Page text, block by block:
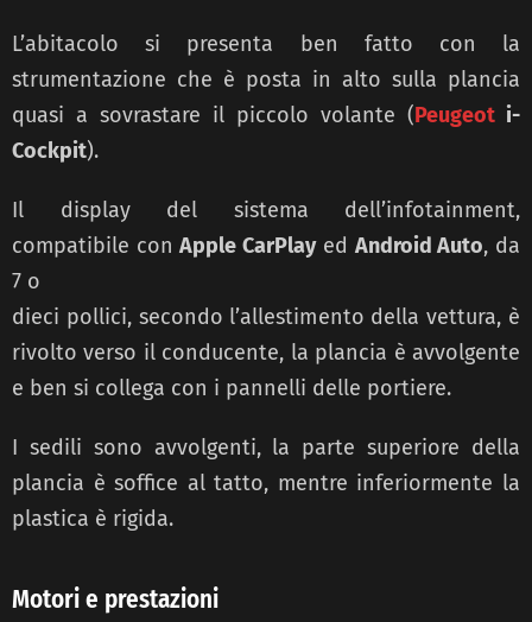
L’abitacolo si presenta ben fatto con la
strumentazione che è posta in alto sulla plancia
quasi a sovrastare il piccolo volante (Peugeot i-
Cockpit).
Il display del sistema dell’infotainment,
compatibile conApple CarPlayed Android Auto, da
7 o
dieci pollici, secondo l’allestimento della vettura, è
rivolto verso il conducente, la plancia è avvolgente
e ben si collega con i pannelli delle portiere.
I sedili sono avvolgenti, la parte superiore della
plancia è soffice al tatto, mentre inferiormente la
plastica è rigida.
Motori e prestazioni